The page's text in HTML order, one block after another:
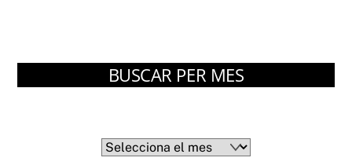
BUSCAR PER MES
Arxius